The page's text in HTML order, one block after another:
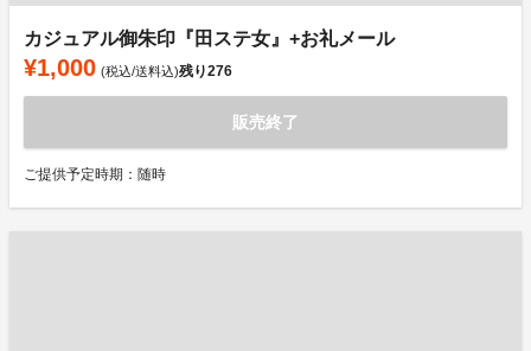
カジュアル御朱印『田ステ女』+お礼メール
¥1,000 (税込/送料込)残り276
販売終了
ご提供予定時期：随時